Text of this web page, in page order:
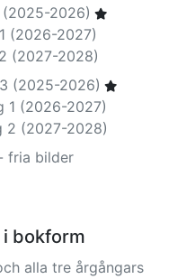
2026)
(2026-2027)
(2027-2028)
(2025-2026)
1 (2026-2027)
2 (2027-2028)
fria bilder
i bokform
alla tre årgångars